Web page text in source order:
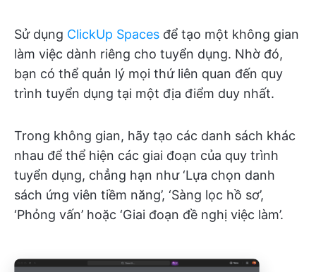
Sử dụng ClickUp Spaces để tạo một không gian
làm việc dành riêng cho tuyển dụng. Nhờ đó,
bạn có thể quản lý mọi thứ liên quan đến quy
trình tuyển dụng tại một địa điểm duy nhất.
Trong không gian, hãy tạo các danh sách khác
nhau để thể hiện các giai đoạn của quy trình
tuyển dụng, chẳng hạn như ‘Lựa chọn danh
sách ứng viên tiềm năng’, ‘Sàng lọc hồ sơ’,
‘Phỏng vấn’ hoặc ‘Giai đoạn đề nghị việc làm’.